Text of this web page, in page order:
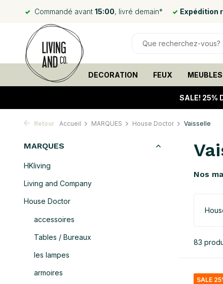
Commandé avant 15:00, livré demain* Expédition
DECORATION FEUX MEUBLES
SALE! 25%
Retour Accueil MARQUES House Doctor Vaisselle
MARQUES
HKliving
Living and Company
House Doctor
accessoires
Tables / Bureaux
les lampes
armoires
Nos
83
SALE